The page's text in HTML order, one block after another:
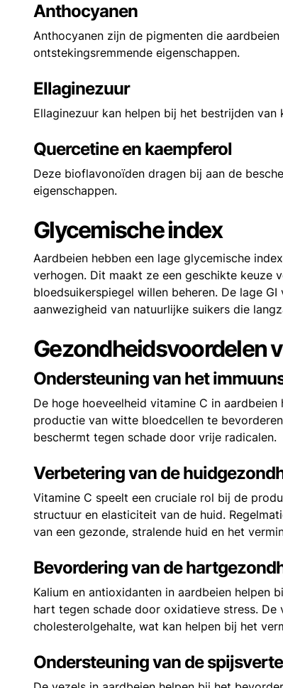
Anthocyanen
Anthocyanen zijn de pigmenten die
ontstekingsremmende eigenschappen.
Ellaginezuur
Ellaginezuur kan helpen bij het bestrijden van
Quercetine en kaempferol
Deze bioflavonoïden dragen bij aan de
eigenschappen.
Glycemische index
Aardbeien hebben een lage glycemische
verhogen. Dit maakt ze een geschikte keuze
bloedsuikerspiegel willen beheren. De lage
aanwezigheid van natuurlijke suikers die
Gezondheidsvoordelen
Ondersteuning van het
De hoge hoeveelheid vitamine C in
productie van witte bloedcellen te
beschermt tegen schade door vrije radicalen.
Verbetering van de
Vitamine C speelt een cruciale rol bij de
structuur en elasticiteit van de huid.
van een gezonde, stralende huid en het
Bevordering van de
Kalium en antioxidanten in aardbeien helpen
hart tegen schade door oxidatieve stress.
cholesterolgehalte, wat kan helpen bij het
Ondersteuning van de